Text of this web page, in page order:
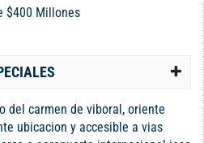
$400 Millones
del carmen de viboral, oriente
ubicacion y accesible a vias